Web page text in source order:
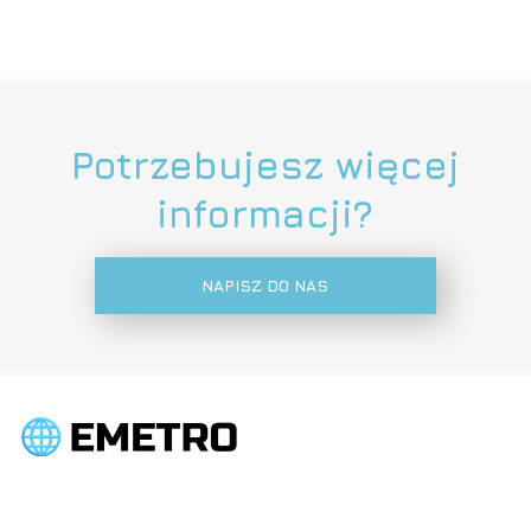
Potrzebujesz więcej
informacji?
NAPISZ DO NAS